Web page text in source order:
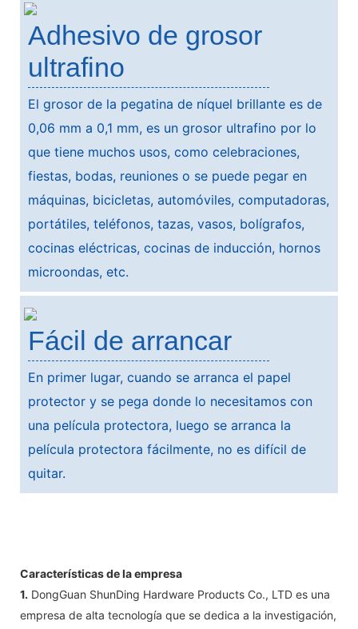
Adhesivo de grosor
ultrafino
El grosor de la pegatina de níquel brillante es de
0,06 mm a 0,1 mm, es un grosor ultrafino por lo
que tiene muchos usos, como celebraciones,
fiestas, bodas, reuniones o se puede pegar en
máquinas, bicicletas, automóviles, computadoras,
portátiles, teléfonos, tazas, vasos, bolígrafos,
cocinas eléctricas, cocinas de inducción, hornos
microondas, etc.
Fácil de arrancar
En primer lugar, cuando se arranca el papel
protector y se pega donde lo necesitamos con
una película protectora, luego se arranca la
película protectora fácilmente, no es difícil de
quitar.
Características de la empresa
1. DongGuan ShunDing Hardware Products Co., LTD es una
empresa de alta tecnología que se dedica a la investigación,